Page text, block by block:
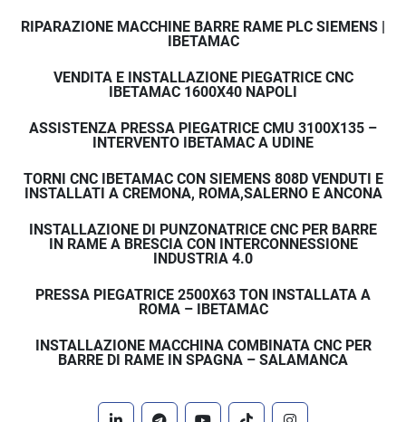
RIPARAZIONE MACCHINE BARRE RAME PLC SIEMENS |
IBETAMAC
VENDITA E INSTALLAZIONE PIEGATRICE CNC
IBETAMAC 1600X40 NAPOLI
ASSISTENZA PRESSA PIEGATRICE CMU 3100X135 –
INTERVENTO IBETAMAC A UDINE
TORNI CNC IBETAMAC CON SIEMENS 808D VENDUTI E
INSTALLATI A CREMONA, ROMA,SALERNO E ANCONA
INSTALLAZIONE DI PUNZONATRICE CNC PER BARRE
IN RAME A BRESCIA CON INTERCONNESSIONE
INDUSTRIA 4.0
PRESSA PIEGATRICE 2500X63 TON INSTALLATA A
ROMA – IBETAMAC
INSTALLAZIONE MACCHINA COMBINATA CNC PER
BARRE DI RAME IN SPAGNA – SALAMANCA